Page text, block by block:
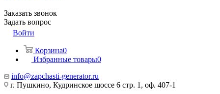
Заказать звонок
Задать вопрос
Войти
Корзина0
Избранные товары0
info@zapchasti-generator.ru
г. Пушкино, Кудринское шоссе 6 стр. 1, оф. 407-1